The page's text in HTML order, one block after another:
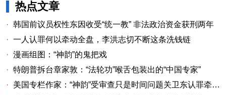
热点文章
· 韩国前议员权性东因收受“统一教” 非法政治资金获刑两年
· 一人认罪何以牵动全盘，李洪志切不断这条洗钱链
· 漫画组图：“神韵”的鬼把戏
· 特朗普拆台章家敦：“法轮功”喉舌包装出的“中国专家”
·
美国专栏作家：“神韵”受审查只是时间问题关卫东认罪牵出与《大纪元时报》资金链条